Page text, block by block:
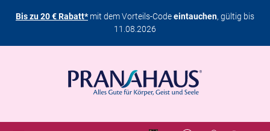
Bis zu 20 € Rabatt*mit dem Vorteils-Codeeintauchen, gültig bis
11.08.2026